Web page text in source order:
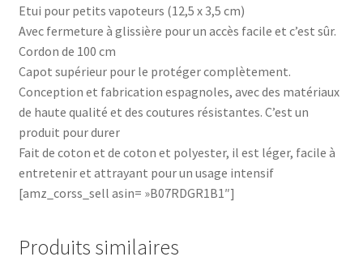
Etui pour petits vapoteurs (12,5 x 3,5 cm)
Avec fermeture à glissière pour un accès facile et c’est sûr.
Cordon de 100 cm
Capot supérieur pour le protéger complètement.
Conception et fabrication espagnoles, avec des matériaux
de haute qualité et des coutures résistantes. C’est un
produit pour durer
Fait de coton et de coton et polyester, il est léger, facile à
entretenir et attrayant pour un usage intensif
[amz_corss_sell asin= »B07RDGR1B1″]
Produits similaires